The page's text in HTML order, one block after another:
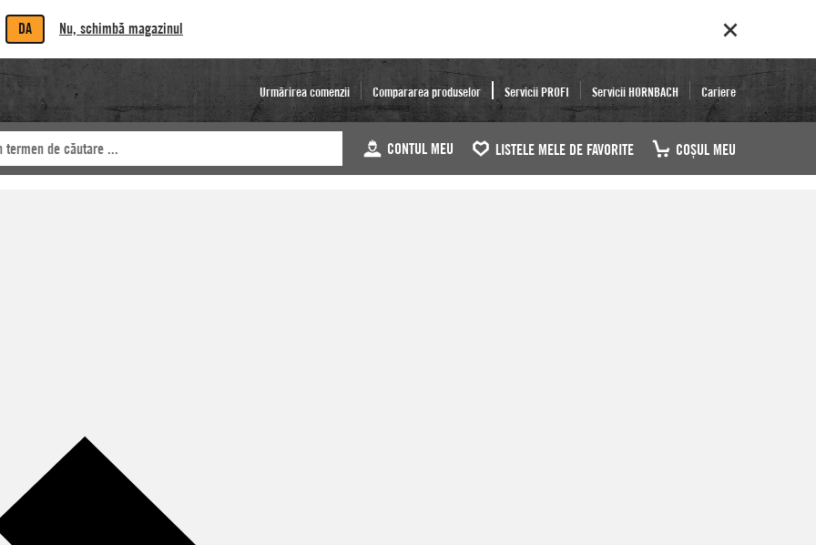
DA Nu, schimbă magazinul
Urmărirea comenzii Compararea produselor Servicii PROFI Servicii HORNBACH Cariere
CONTUL MEU LISTELE MELE DE FAVORITE COŞUL MEU